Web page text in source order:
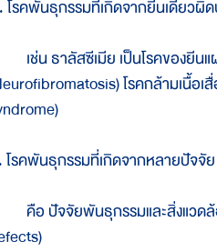
โรคพันธุกรรมที่เกิดจากยีนเดี่ยวผิ
เช่น ธาลัสซีเมีย เป็นโรคของยีนแ
โรคกล้ามเนื้อ
โรคพันธุกรรมที่เกิดจากหลายปัจจั
คือ ปัจจัยพันธุกรรมและสิ่งแวดล้อ